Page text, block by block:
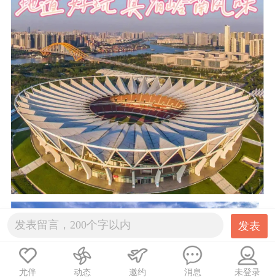
发表
尤伴 动态 邀约 消息 未登录